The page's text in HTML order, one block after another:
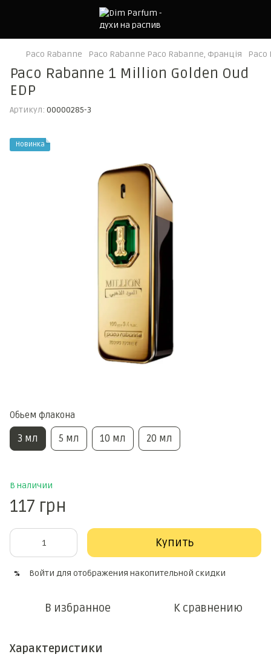
Paco Rabanne Paco Rabanne Paco Rabanne, Франція Paco
Paco Rabanne 1 Million Golden Oud
EDP
Артикул: 00000285-3
Новинка
Обьем флакона
3 мл 5 мл 10 мл 20 мл
В наличии
117 грн
Купить
% Войти для отображения накопительной скидки
В избранное К сравнению
Характеристики